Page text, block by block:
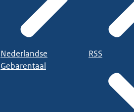
Nederlandse
Gebarentaal
RSS